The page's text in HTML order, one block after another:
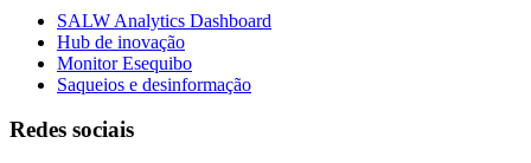
SALW Analytics Dashboard
Hub de inovação
Monitor Esequibo
Saqueios e desinformação
Redes sociais